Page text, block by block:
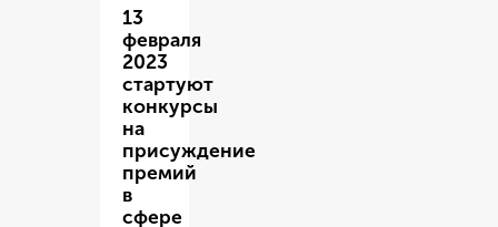
13
февраля
2023
стартуют
конкурсы
на
присуждение
премий
в
сфере